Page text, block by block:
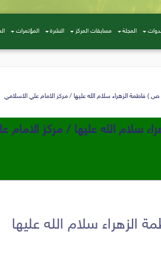
المجلة مسابقات المركز النشرة المؤتمرات
فاطمة الزهراء سلام الله علیها / مركز الامام علي الاسلامي
الله علیها / مركز الامام
سلام الله علیها